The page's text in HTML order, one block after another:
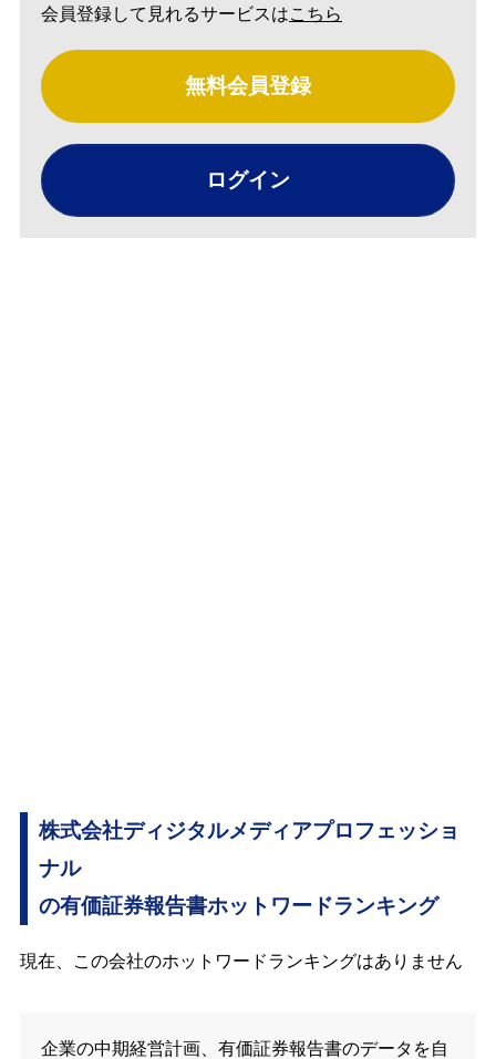
会員登録して見れるサービスはこちら
無料会員登録
ログイン
株式会社ディジタルメディアプロフェッショ
ナル
の有価証券報告書ホットワードランキング
現在、この会社のホットワードランキングはありません
企業の中期経営計画、有価証券報告書のデータを自